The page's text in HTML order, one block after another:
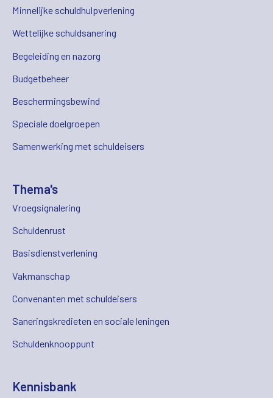
Minnelijke schuldhulpverlening
Wettelijke schuldsanering
Begeleiding en nazorg
Budgetbeheer
Beschermingsbewind
Speciale doelgroepen
Samenwerking met schuldeisers
Thema's
Vroegsignalering
Schuldenrust
Basisdienstverlening
Vakmanschap
Convenanten met schuldeisers
Saneringskredieten en sociale leningen
Schuldenknooppunt
Kennisbank